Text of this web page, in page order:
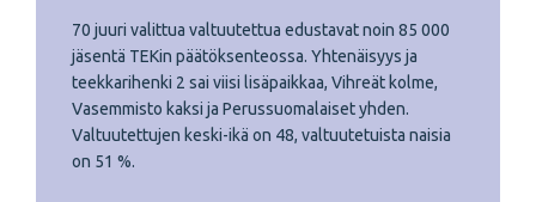
70 juuri valittua valtuutettua edustavat noin 85 000
jäsentä TEKin päätöksenteossa. Yhtenäisyys ja
teekkarihenki 2 sai viisi lisäpaikkaa, Vihreät kolme,
Vasemmisto kaksi ja Perussuomalaiset yhden.
Valtuutettujen keski-ikä on 48, valtuutetuista naisia
on 51 %.